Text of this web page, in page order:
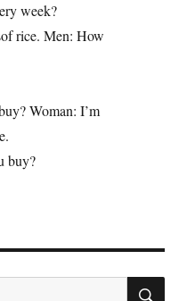
week?
rice. Men: How
Woman: I’m
buy?